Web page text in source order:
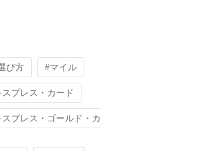
び方 #マイル
プレス・カード
プレス・ゴールド・カ